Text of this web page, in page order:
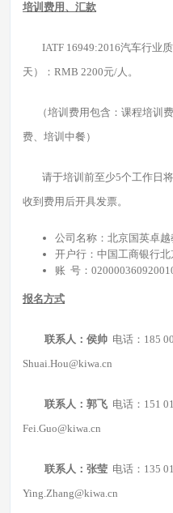
培训费用、汇款
IATF 16949:2016汽车行业质
天）：RMB 2200元/人。
（培训费用包含：课程培训
费、培训中餐）
请于培训前至少5个工作日将
收到费用后开具发票。
公司名称：北京国英卓越
开户行：中国工商银行
账 号：
报名方式
联系人：侯帅 电话：185
Shuai.Hou@kiwa.cn
联系人：郭飞 电话：151
Fei.Guo@kiwa.cn
联系人：张莹 电话：135
Ying.Zhang@kiwa.cn